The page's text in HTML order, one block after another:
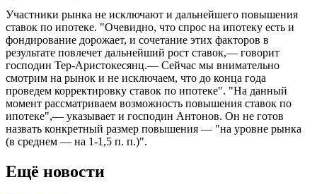
Участники рынка не исключают и дальнейшего повышения
ставок по ипотеке. "Очевидно, что спрос на ипотеку есть и
фондирование дорожает, и сочетание этих факторов в
результате повлечет дальнейший рост ставок,— говорит
господин Тер-Аристокесянц.— Сейчас мы внимательно
смотрим на рынок и не исключаем, что до конца года
проведем корректировку ставок по ипотеке". "На данный
момент рассматриваем возможность повышения ставок по
ипотеке",— указывает и господин Антонов. Он не готов
назвать конкретный размер повышения — "на уровне рынка
(в среднем — на 1-1,5 п. п.)".
Ещё новости